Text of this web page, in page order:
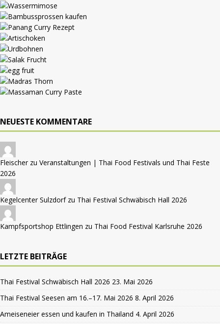
NEUESTE KOMMENTARE
Fleischer zu Veranstaltungen | Thai Food Festivals und Thai Feste
2026
Kegelcenter Sulzdorf zu Thai Festival Schwäbisch Hall 2026
Kampfsportshop Ettlingen zu Thai Food Festival Karlsruhe 2026
LETZTE BEITRÄGE
Thai Festival Schwäbisch Hall 2026 23. Mai 2026
Thai Festival Seesen am 16.–17. Mai 2026 8. April 2026
Ameiseneier essen und kaufen in Thailand 4. April 2026